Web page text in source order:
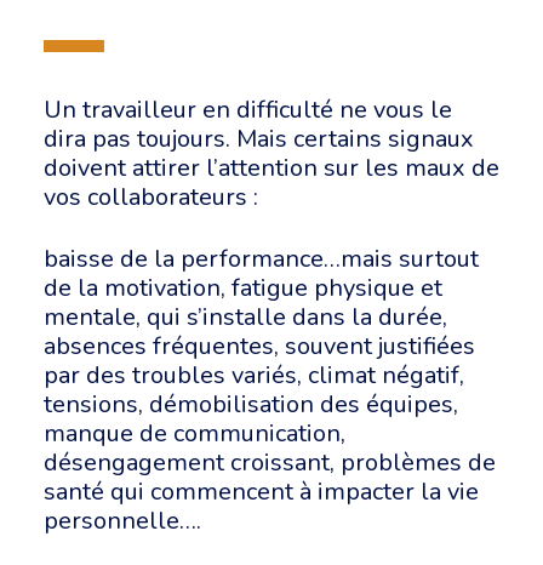
Un travailleur en difficulté ne vous le
dira pas toujours. Mais certains signaux
doivent attirer l’attention sur les maux de
vos collaborateurs :
baisse de la performance…mais surtout
de la motivation, fatigue physique et
mentale, qui s’installe dans la durée,
absences fréquentes, souvent justifiées
par des troubles variés, climat négatif,
tensions, démobilisation des équipes,
manque de communication,
désengagement croissant, problèmes de
santé qui commencent à impacter la vie
personnelle….